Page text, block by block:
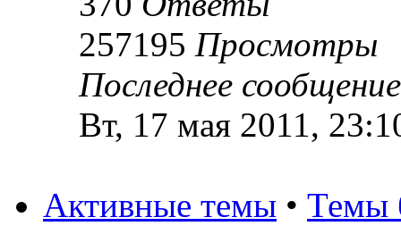
257195 Просмотры
Последнее
Вт, 17 мая 2011,
Активные темы • Темы